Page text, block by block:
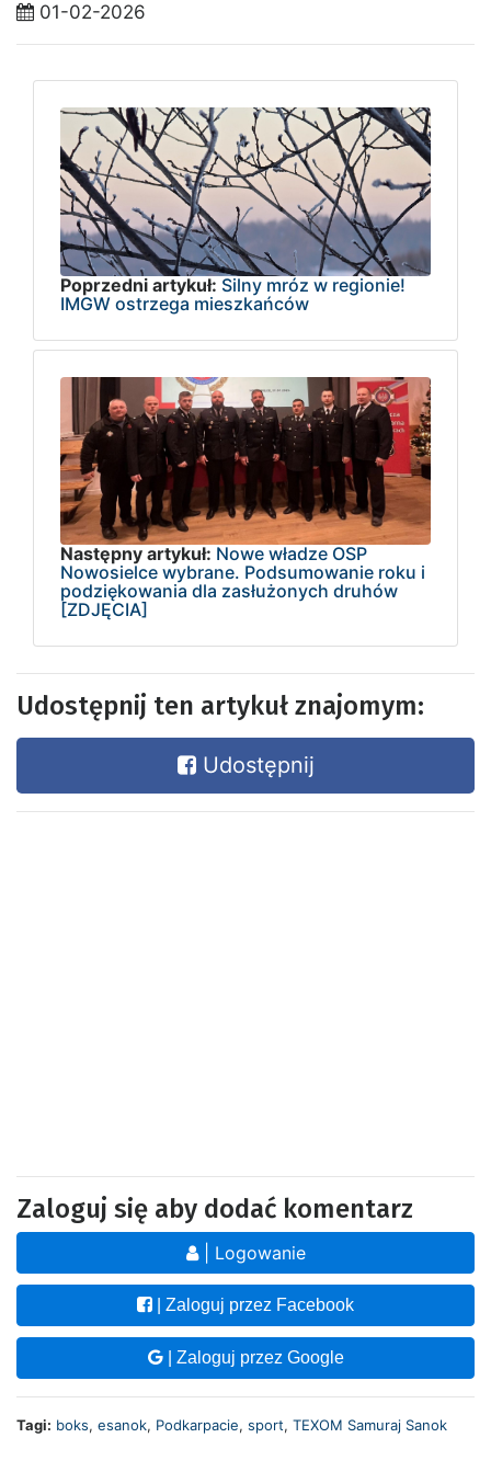
01-02-2026
Poprzedni artykuł: Silny mróz w regionie!
IMGW ostrzega mieszkańców
Następny artykuł: Nowe władze OSP
Nowosielce wybrane. Podsumowanie roku i
podziękowania dla zasłużonych druhów
[ZDJĘCIA]
Udostępnij ten artykuł znajomym:
Udostępnij
Zaloguj się aby dodać komentarz
| Logowanie
| Zaloguj przez Facebook
| Zaloguj przez Google
Tagi: boks, esanok, Podkarpacie, sport, TEXOM Samuraj Sanok